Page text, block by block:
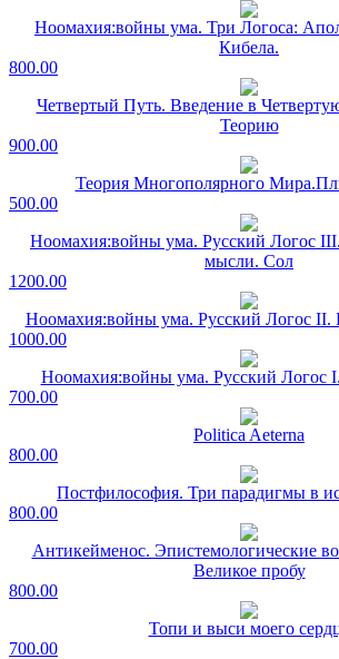
Ноомахия:войны ума. Три Логоса:
Кибела.
800.00
Четвертый Путь. Введение в
Теорию
900.00
Теория Многополярного
500.00
Ноомахия:войны ума. Русский Логос
мысли. Сол
1200.00
Ноомахия:войны ума. Русский Логос II.
1000.00
Ноомахия:войны ума. Русский Логос
700.00
Politica Aeterna
800.00
Постфилософия. Три парадигмы в
800.00
Антикейменос. Эпистемологические
Великое пробу
800.00
Топи и выси моего
700.00